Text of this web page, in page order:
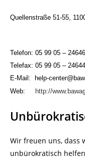
Quellenstraße 51-55,
Telefon: 05 99 05 –
Telefax: 05 99 05 –
E-Mail: help-
Web:
http://
Wir freuen uns, dass
unbürokratisch